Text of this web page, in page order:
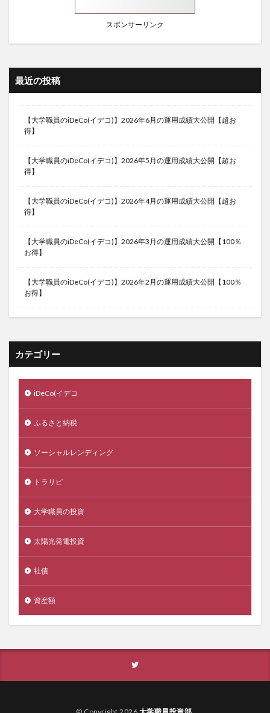
スポンサーリンク
最近の投稿
【大学職員のiDeCo(イデコ)】2026年6月の運用成績大公開【超お
得】
【大学職員のiDeCo(イデコ)】2026年5月の運用成績大公開【超お
得】
【大学職員のiDeCo(イデコ)】2026年4月の運用成績大公開【超お
得】
【大学職員のiDeCo(イデコ)】2026年3月の運用成績大公開【100％
お得】
【大学職員のiDeCo(イデコ)】2026年2月の運用成績大公開【100％
お得】
カテゴリー
iDeCo(イデコ
ふるさと納税
ソーシャルレンディング
トラリピ
大学職員の投資
太陽光発電投資
社債
資産額